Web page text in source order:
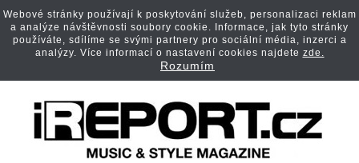
Webové stránky používají k poskytování služeb, personalizaci reklam
a analýze návštěvnosti soubory cookie. Informace, jak tyto stránky
používáte, sdílíme se svými partnery pro sociální média, inzerci a
analýzy. Více informací o nastavení cookies najdete zde.
Rozumím